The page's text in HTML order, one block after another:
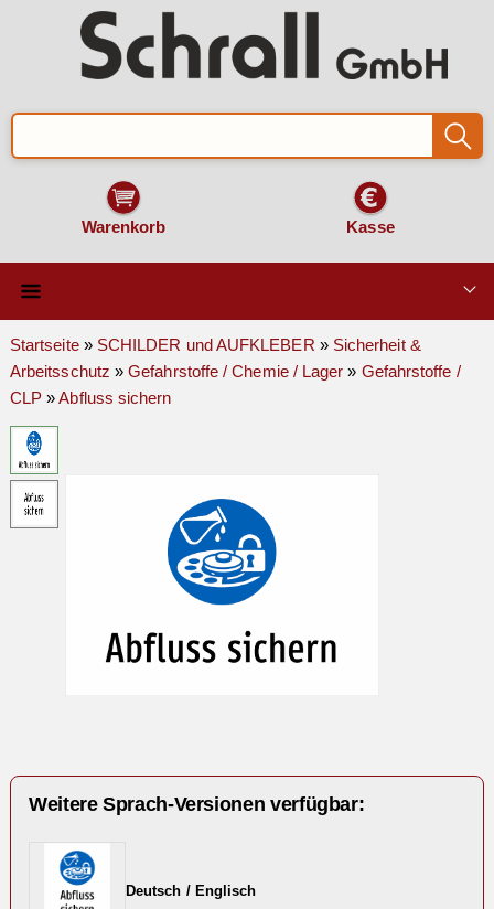
Warenkorb Kasse
Qualität & Technik
SCHILDER und AUFKLEBER
VERKEHRSZEICHEN
Montage & Zubehör
Startseite» SCHILDER und AUFKLEBER » Sicherheit &
Arbeitsschutz »Gefahrstoffe / Chemie / Lager » Gefahrstoffe /
CLP »Abfluss sichern
Weitere Sprach-Versionen verfügbar:
Deutsch / Englisch